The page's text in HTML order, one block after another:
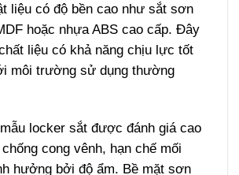
liệu có độ bền cao như sắt sơn
hoặc nhựa ABS cao cấp. Đây
liệu có khả năng chịu lực tốt
môi trường sử dụng thường
locker sắt được đánh giá cao
cong vênh, hạn chế mối
hưởng bởi độ ẩm. Bề mặt sơn